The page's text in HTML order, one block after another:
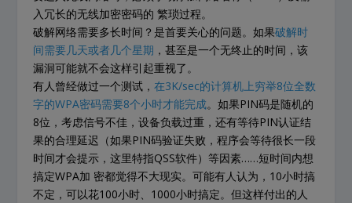
入冗长的无线加密密码的 繁琐过程。
破解网络需要多长时间？是首要关心的问题。如果破解时
间需要几天或者几个星期 ，甚至是一个无终止的时间，该
漏洞可能就不会这样引起重视了。
有人曾经做过一个测试，在3K/sec的计算机上穷举8位全数
字的WPA密码需要8个小时才能完成。如果PIN码是随机的
8位，考虑信号不佳，设备负载过重，还有等待PIN认证结
果的合理延迟（如果PIN码验证失败，程序会等待很长一段
时间才会提示，这里特指QSS软件）等因素……短时间内想
搞定WPA加 密都觉得不大现实。可能有人认为，10小时搞
不定，可以花100小时、1000小时搞定。但这样付出的人